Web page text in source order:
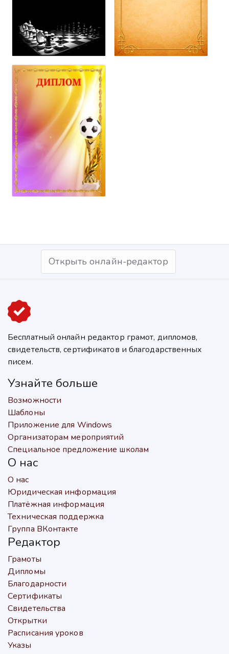
Открыть онлайн-редактор
Бесплатный онлайн редактор грамот, дипломов,
свидетельств, сертификатов и благодарственных
писем.
Узнайте больше
Возможности
Шаблоны
Приложение для Windows
Организаторам мероприятий
Специальное предложение школам
О нас
О нас
Юридическая информация
Платёжная информация
Техническая поддержка
Группа ВКонтакте
Редактор
Грамоты
Дипломы
Благодарности
Сертификаты
Свидетельства
Открытки
Расписания уроков
Указы